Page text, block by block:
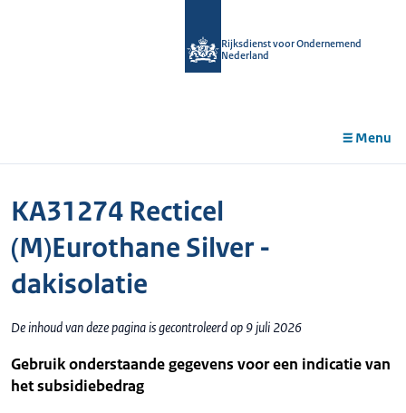
Rijksdienst voor Ondernemend
Nederland
Menu
KA31274 Recticel
(M)Eurothane Silver -
dakisolatie
De inhoud van deze pagina is gecontroleerd op 9 juli 2026
Gebruik onderstaande gegevens voor een indicatie van
het subsidiebedrag